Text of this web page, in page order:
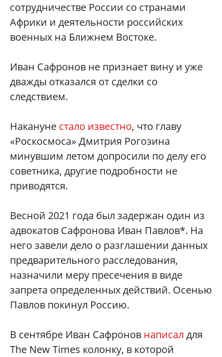
сотрудничестве России со странами
Африки и деятельности российских
военных на Ближнем Востоке.
Иван Сафронов не признает вину и уже
дважды отказался от сделки со
следствием.
Накануне стало известно, что главу
«Роскосмоса» Дмитрия Рогозина
минувшим летом допросили по делу его
советника, другие подробности не
приводятся.
Весной 2021 года был задержан один из
адвокатов Сафронова Иван Павлов*. На
него завели дело о разглашении данных
предварительного расследования,
назначили меру пресечения в виде
запрета определенных действий. Осенью
Павлов покинул Россию.
В сентябре Иван Сафронов написал для
The New Times колонку, в которой